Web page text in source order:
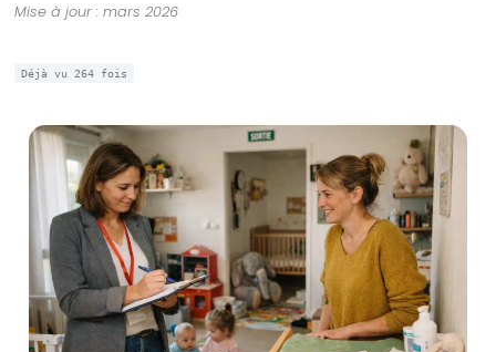
Mise à jour : mars 2026
Déjà vu264 fois